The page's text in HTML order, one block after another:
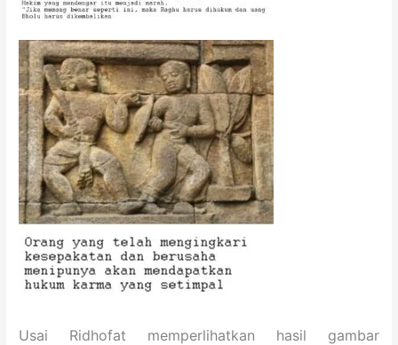
Usai Ridhofat memperlihatkan hasil gambar